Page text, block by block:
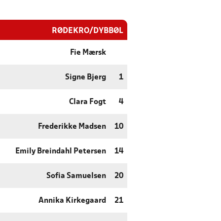
RØDEKRO/DYBBØL
Fie Mærsk
Signe Bjerg 1
Clara Fogt 4
Frederikke Madsen 10
Emily Breindahl Petersen 14
Sofia Samuelsen 20
Annika Kirkegaard 21